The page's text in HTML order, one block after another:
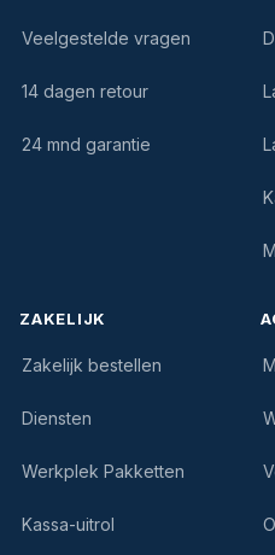
Veelgestelde vragen
14 dagen retour
24 mnd garantie
ZAKELIJK
Zakelijk bestellen
Diensten
Werkplek Pakketten
Kassa-uitrol